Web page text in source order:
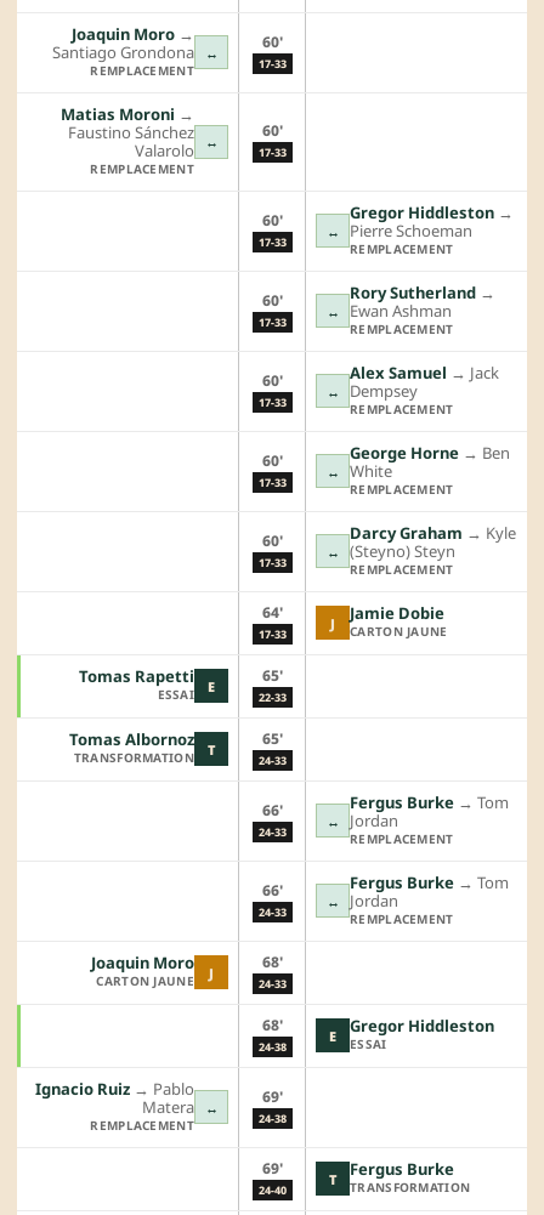
↔
Joaquin Moro →︎
Santiago Grondona
REMPLACEMENT
60'
17-33
↔
Matias Moroni →︎
Faustino Sánchez
Valarolo
REMPLACEMENT
60'
17-33
60'
17-33
↔
Gregor Hiddleston →︎
Pierre Schoeman
REMPLACEMENT
60'
17-33
↔
Rory Sutherland →︎
Ewan Ashman
REMPLACEMENT
60'
17-33
↔
Alex Samuel →︎ Jack
Dempsey
REMPLACEMENT
60'
17-33
↔
George Horne →︎ Ben
White
REMPLACEMENT
60'
17-33
↔
Darcy Graham →︎ Kyle
(Steyno) Steyn
REMPLACEMENT
64'
17-33
J Jamie Dobie
CARTON JAUNE
E
Tomas Rapetti
ESSAI
65'
22-33
T
Tomas Albornoz
TRANSFORMATION
65'
24-33
66'
24-33
↔
Fergus Burke →︎ Tom
Jordan
REMPLACEMENT
66'
24-33
↔
Fergus Burke →︎ Tom
Jordan
REMPLACEMENT
J
Joaquin Moro
CARTON JAUNE
68'
24-33
68'
24-38
E Gregor Hiddleston
ESSAI
↔
Ignacio Ruiz →︎ Pablo
Matera
REMPLACEMENT
69'
24-38
69'
24-40
T Fergus Burke
TRANSFORMATION